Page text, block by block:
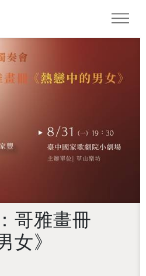
哥雅畫冊
女》